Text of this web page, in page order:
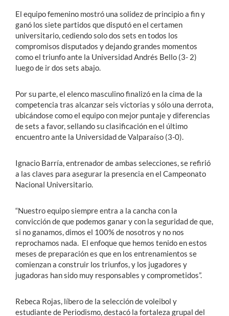
El equipo femenino mostró una solidez de principio a fin y
ganó los siete partidos que disputó en el certamen
universitario, cediendo solo dos sets en todos los
compromisos disputados y dejando grandes momentos
como el triunfo ante la Universidad Andrés Bello (3- 2)
luego de ir dos sets abajo.
Por su parte, el elenco masculino finalizó en la cima de la
competencia tras alcanzar seis victorias y sólo una derrota,
ubicándose como el equipo con mejor puntaje y diferencias
de sets a favor, sellando su clasificación en el último
encuentro ante la Universidad de Valparaíso (3-0).
Ignacio Barría, entrenador de ambas selecciones, se refirió
a las claves para asegurar la presencia en el Campeonato
Nacional Universitario.
“Nuestro equipo siempre entra a la cancha con la
convicción de que podemos ganar y con la seguridad de que,
si no ganamos, dimos el 100% de nosotros y no nos
reprochamos nada. El enfoque que hemos tenido en estos
meses de preparación es que en los entrenamientos se
comienzan a construir los triunfos, y los jugadores y
jugadoras han sido muy responsables y comprometidos”.
Rebeca Rojas, líbero de la selección de voleibol y
estudiante de Periodismo, destacó la fortaleza grupal del